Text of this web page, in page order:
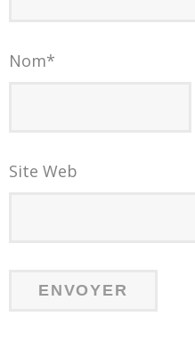
Nom*
Site Web